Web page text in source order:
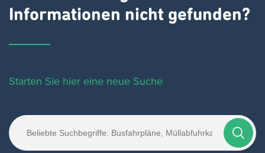
Informationen nicht gefunden?
Starten Sie hier eine neue Suche